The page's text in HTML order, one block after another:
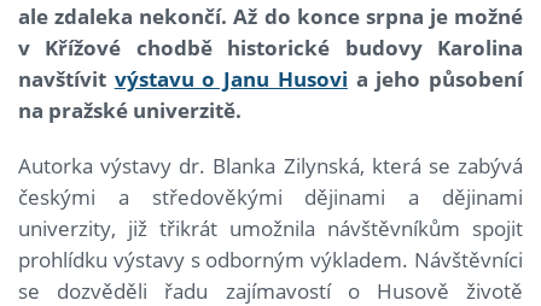
ale zdaleka nekončí. Až do konce srpna je možné
v Křížové chodbě historické budovy Karolina
navštívit výstavu o Janu Husovi a jeho působení
na pražské univerzitě.
Autorka výstavy dr. Blanka Zilynská, která se zabývá
českými a středověkými dějinami a dějinami
univerzity, již třikrát umožnila návštěvníkům spojit
prohlídku výstavy s odborným výkladem. Návštěvníci
se dozvěděli řadu zajímavostí o Husově životě